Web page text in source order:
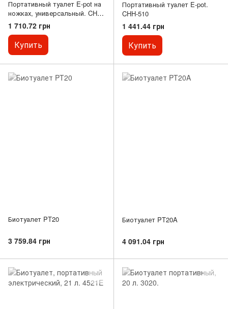
Портативный туалет E-pot на
ножках, универсальный. CHH-
512
1 710.72 грн
Купить
Портативный туалет E-pot.
CHH-510
1 441.44 грн
Купить
Биотуалет PT20
3 759.84 грн
Биотуалет PT20A
4 091.04 грн